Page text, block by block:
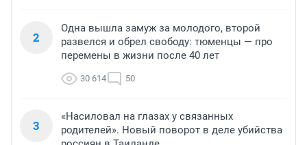
2
Одна вышла замуж за молодого, второй
развелся и обрел свободу: тюменцы — про
перемены в жизни после 40 лет
30 614 50
3
«Насиловал на глазах у связанных
родителей». Новый поворот в деле убийства